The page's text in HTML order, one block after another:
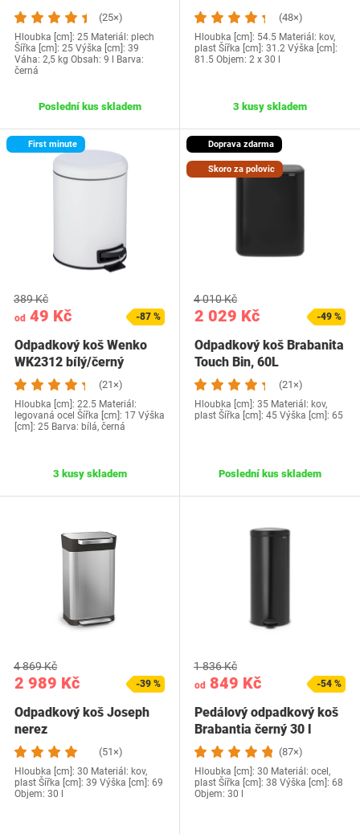
(25×)
Hloubka [cm]: 25 Materiál: plech
Šířka [cm]: 25 Výška [cm]: 39
Váha: 2,5 kg Obsah: 9 l Barva:
černá
Poslední kus skladem
(48×)
Hloubka [cm]: 54.5 Materiál: kov,
plast Šířka [cm]: 31.2 Výška [cm]:
81.5 Objem: 2 x 30 l
3 kusy skladem
First minute
od 49 Kč
389 Kč
-87 %
Odpadkový koš Wenko
WK2312 bílý/černý
(21×)
Hloubka [cm]: 22.5 Materiál:
legovaná ocel Šířka [cm]: 17 Výška
[cm]: 25 Barva: bílá, černá
3 kusy skladem
Doprava zdarma
Skoro za polovic
2 029 Kč
4 010 Kč
-49 %
Odpadkový koš Brabanita
Touch Bin, 60L
(21×)
Hloubka [cm]: 35 Materiál: kov,
plast Šířka [cm]: 45 Výška [cm]: 65
Poslední kus skladem
2 989 Kč
4 869 Kč
-39 %
Odpadkový koš Joseph
nerez
(51×)
Hloubka [cm]: 30 Materiál: kov,
plast Šířka [cm]: 39 Výška [cm]: 69
Objem: 30 l
od 849 Kč
1 836 Kč
-54 %
Pedálový odpadkový koš
Brabantia černý 30 l
(87×)
Hloubka [cm]: 30 Materiál: ocel,
plast Šířka [cm]: 38 Výška [cm]: 68
Objem: 30 l